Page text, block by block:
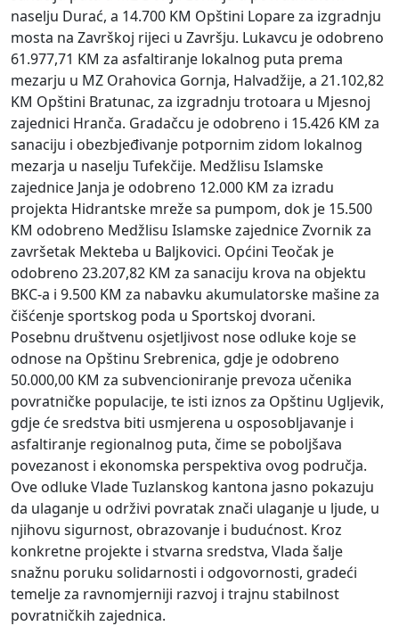
naselju Durać, a 14.700 KM Opštini Lopare za izgradnju
mosta na Završkoj rijeci u Završju. Lukavcu je odobreno
61.977,71 KM za asfaltiranje lokalnog puta prema
mezarju u MZ Orahovica Gornja, Halvadžije, a 21.102,82
KM Opštini Bratunac, za izgradnju trotoara u Mjesnoj
zajednici Hranča. Gradačcu je odobreno i 15.426 KM za
sanaciju i obezbjeđivanje potpornim zidom lokalnog
mezarja u naselju Tufekčije. Medžlisu Islamske
zajednice Janja je odobreno 12.000 KM za izradu
projekta Hidrantske mreže sa pumpom, dok je 15.500
KM odobreno Medžlisu Islamske zajednice Zvornik za
završetak Mekteba u Baljkovici. Općini Teočak je
odobreno 23.207,82 KM za sanaciju krova na objektu
BKC-a i 9.500 KM za nabavku akumulatorske mašine za
čišćenje sportskog poda u Sportskoj dvorani.
Posebnu društvenu osjetljivost nose odluke koje se
odnose na Opštinu Srebrenica, gdje je odobreno
50.000,00 KM za subvencioniranje prevoza učenika
povratničke populacije, te isti iznos za Opštinu Ugljevik,
gdje će sredstva biti usmjerena u osposobljavanje i
asfaltiranje regionalnog puta, čime se poboljšava
povezanost i ekonomska perspektiva ovog područja.
Ove odluke Vlade Tuzlanskog kantona jasno pokazuju
da ulaganje u održivi povratak znači ulaganje u ljude, u
njihovu sigurnost, obrazovanje i budućnost. Kroz
konkretne projekte i stvarna sredstva, Vlada šalje
snažnu poruku solidarnosti i odgovornosti, gradeći
temelje za ravnomjerniji razvoj i trajnu stabilnost
povratničkih zajednica.